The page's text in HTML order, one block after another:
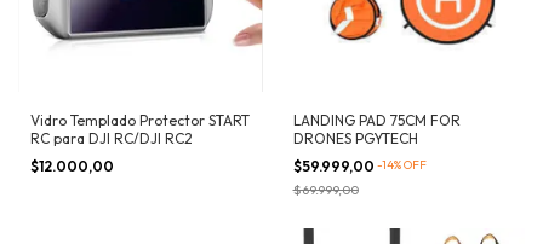
Vidro Templado Protector START
RC para DJI RC/DJI RC2
$12.000,00
LANDING PAD 75CM FOR
DRONES PGYTECH
$59.999,00 -14%OFF
$69.999,00